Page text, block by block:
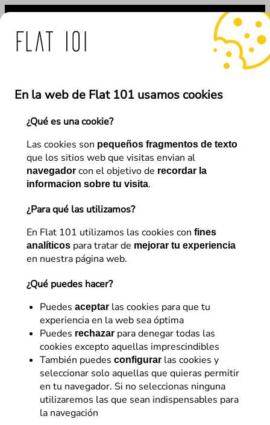
En la web de Flat 101 usamos cookies
¿Qué es una cookie?
Las cookies son pequeños fragmentos de texto
que los sitios web que visitas envian al
navegador con el objetivo de recordar la
informacion sobre tu visita.
¿Para qué las utilizamos?
En Flat 101 utilizamos las cookies con fines
analíticos para tratar de mejorar tu experiencia
en nuestra página web.
¿Qué puedes hacer?
Puedes aceptar las cookies para que tu
experiencia en la web sea óptima
Puedes rechazar para denegar todas las
cookies excepto aquellas imprescindibles
También puedes configurar las cookies y
seleccionar solo aquellas que quieras permitir
en tu navegador. Si no seleccionas ninguna
utilizaremos las que sean indispensables para
la navegación
Saltar
contenido
de Flat 101
Anterior Siguiente
SEO
Arquitectura web de un
ecommerce: UX, el gran aliado
del SEO
Verónica González
SEO Manager en Flat 101.
19 de mayo de 2022
En el post anterior hablábamos sobre la arquitectura
de la información y el SEO en un ecommerce. En
concreto, sobre algunas de las preguntas clave que